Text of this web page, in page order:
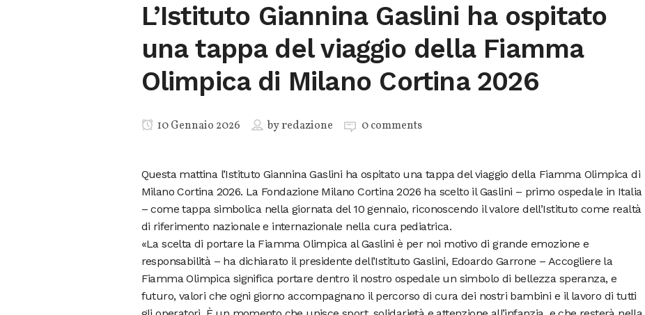
L’Istituto Giannina Gaslini ha ospitato
una tappa del viaggio della Fiamma
Olimpica di Milano Cortina 2026
10 Gennaio 2026 byredazione 0 comments
Questa mattina l’Istituto Giannina Gaslini ha ospitato una tappa del viaggio della Fiamma Olimpica di
Milano Cortina 2026. La Fondazione Milano Cortina 2026 ha scelto il Gaslini – primo ospedale in Italia
– come tappa simbolica nella giornata del 10 gennaio, riconoscendo il valore dell’Istituto come realtà
di riferimento nazionale e internazionale nella cura pediatrica.
«La scelta di portare la Fiamma Olimpica al Gaslini è per noi motivo di grande emozione e
responsabilità – ha dichiarato il presidente dell’Istituto Gaslini, Edoardo Garrone – Accogliere la
Fiamma Olimpica significa portare dentro il nostro ospedale un simbolo di bellezza speranza, e
futuro, valori che ogni giorno accompagnano il percorso di cura dei nostri bambini e il lavoro di tutti